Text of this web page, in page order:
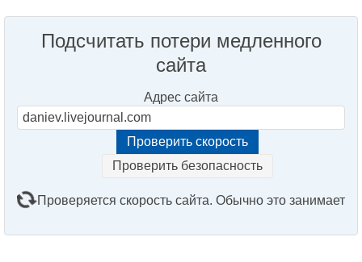
Подсчитать потери медленного
сайта
Адрес сайта
Проверить безопасность
Проверяется скорость сайта. Обычно это занимает